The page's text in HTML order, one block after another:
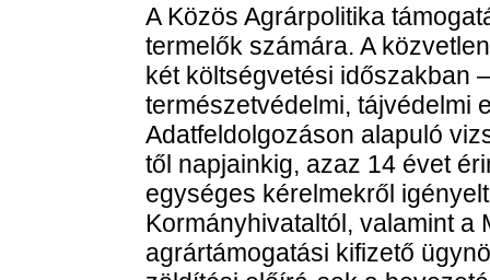
A Közös Agrárpolitika
termelők számára. A
két költségvetési időszakban
természetvédelmi, tájvédelmi
Adatfeldolgozáson alapuló
től napjainkig, azaz 14 évet
egységes kérelmekről
Kormányhivataltól, valamint a
agrártámogatási kifizető